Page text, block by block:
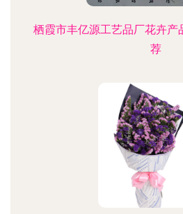
栖霞市丰亿源工艺品厂花卉产
荐